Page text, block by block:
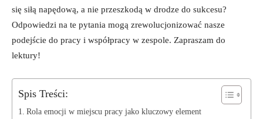
się siłą napędową, a nie przeszkodą w drodze do sukcesu?
Odpowiedzi na te pytania mogą zrewolucjonizować nasze
podejście do pracy i współpracy w zespole. Zapraszam do
lektury!
Spis Treści:
Rola emocji w miejscu pracy jako kluczowy element